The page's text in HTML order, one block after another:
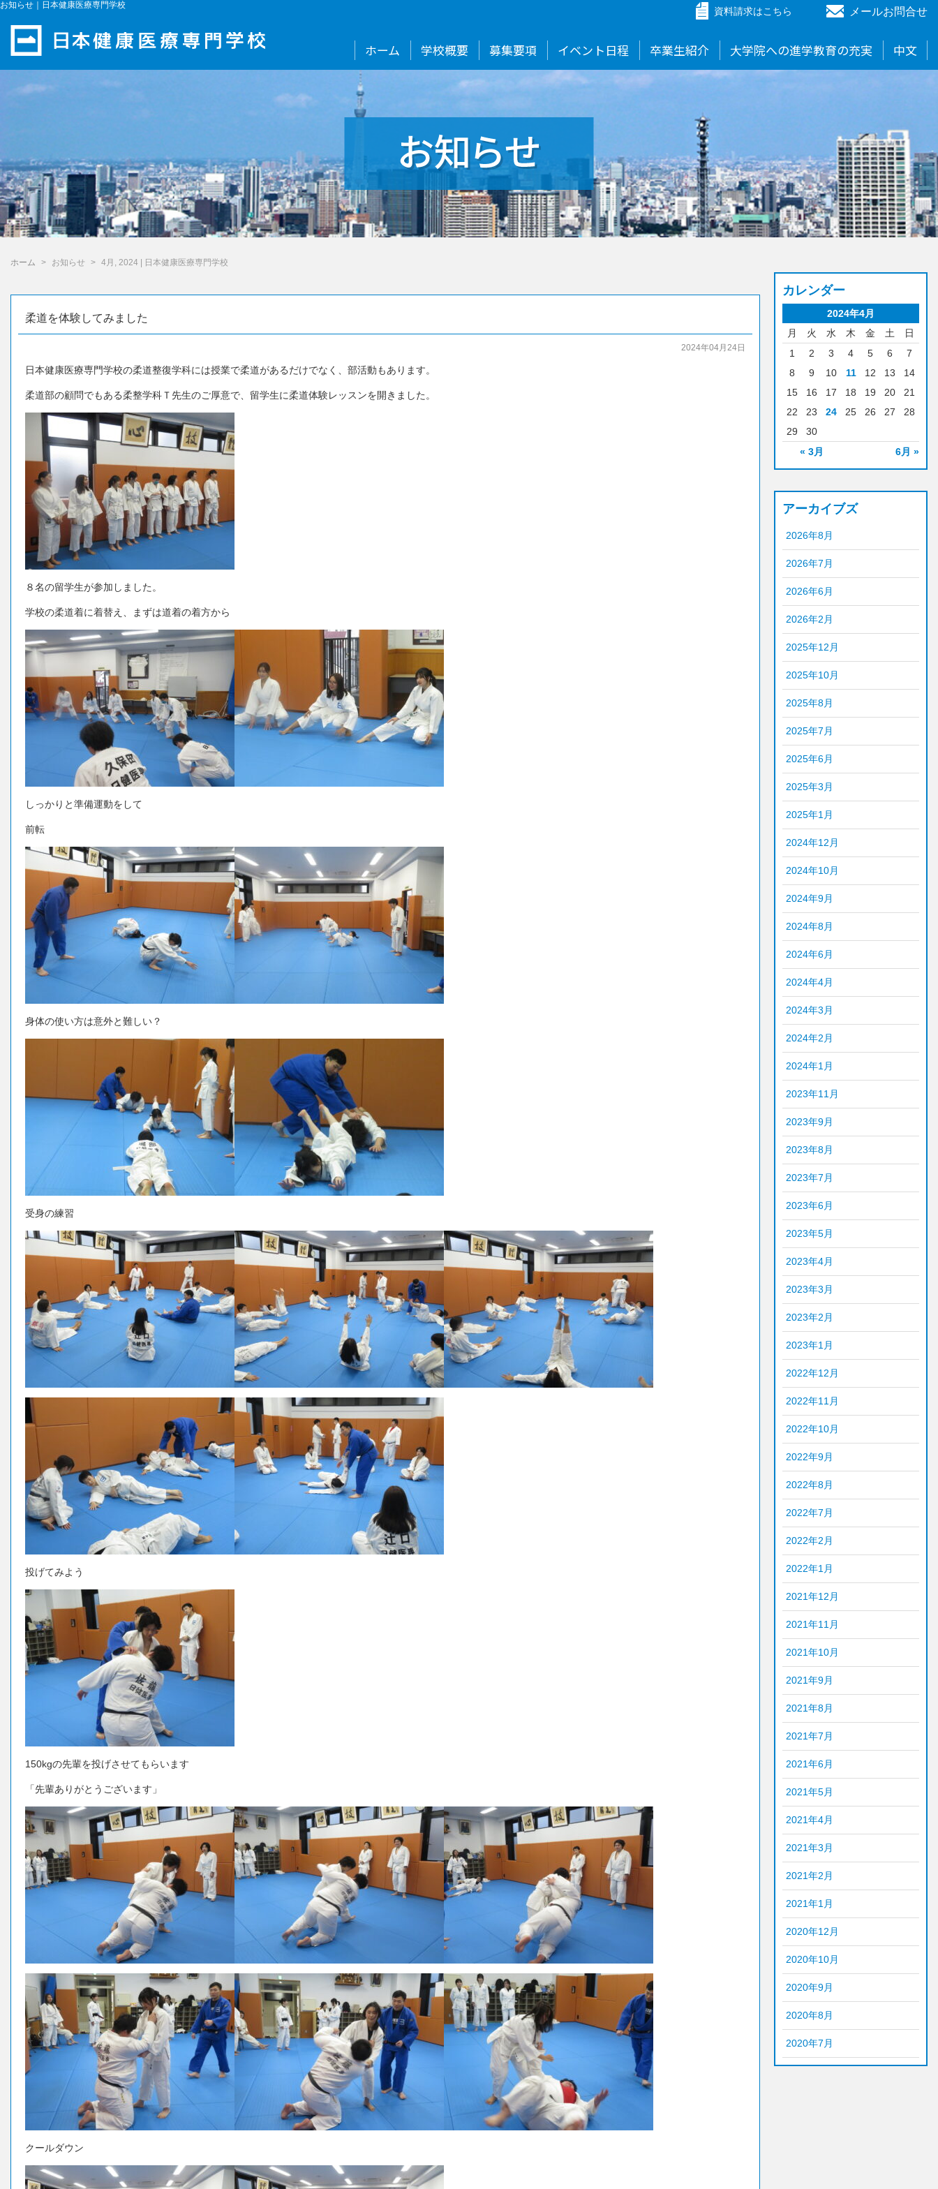
お知らせ｜日本健康医療専門学校
資料請求はこちら メールお問合せ
ホーム 学校概要 募集要項 イベント日程 卒業生紹介 大学院への進学教育の充実 中文
ホーム お知らせ 4月, 2024 | 日本健康医療専門学校
柔道を体験してみました
2024年04月24日
日本健康医療専門学校の柔道整復学科には授業で柔道があるだけでなく、部活動もあります。
柔道部の顧問でもある柔整学科Ｔ先生のご厚意で、留学生に柔道体験レッスンを開きました。
８名の留学生が参加しました。
学校の柔道着に着替え、まずは道着の着方から
しっかりと準備運動をして
前転
身体の使い方は意外と難しい？
受身の練習
投げてみよう
150kgの先輩を投げさせてもらいます
「先輩ありがとうございます」
クールダウン
カレンダー
2024年4月
月
火 水 木 金 土 日
« 3月 6月 »
1 2 3 4 5 6
7
8
9 10 11 12 13
14
15
16 17 18 19 20
21
22
23 24 25 26 27
28
29
30
アーカイブズ
2026年8月
2026年7月
2026年6月
2026年2月
2025年12月
2025年10月
2025年8月
2025年7月
2025年6月
2025年3月
2025年1月
2024年12月
2024年10月
2024年9月
2024年8月
2024年6月
2024年4月
2024年3月
2024年2月
2024年1月
2023年11月
2023年9月
2023年8月
2023年7月
2023年6月
2023年5月
2023年4月
2023年3月
2023年2月
2023年1月
2022年12月
2022年11月
2022年10月
2022年9月
2022年8月
2022年7月
2022年2月
2022年1月
2021年12月
2021年11月
2021年10月
2021年9月
2021年8月
2021年7月
2021年6月
2021年5月
2021年4月
2021年3月
2021年2月
2021年1月
2020年12月
2020年10月
2020年9月
2020年8月
2020年7月